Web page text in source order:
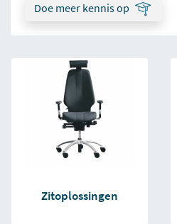
Doe meer kennis op
Zitoplossingen